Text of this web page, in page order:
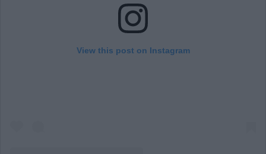
View this post on Instagram